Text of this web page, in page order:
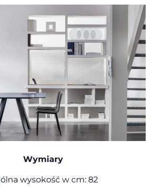
Wymiary
wysokość w cm: 82